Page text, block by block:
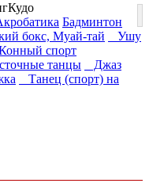
Кудо
Бадминтон
бокс, Муай-тай
Ушу
спорт
танцы
Джаз
Танец (спорт) на